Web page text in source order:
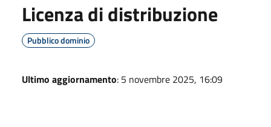
Licenza di distribuzione
Pubblico dominio
Ultimo aggiornamento: 5 novembre 2025, 16:09